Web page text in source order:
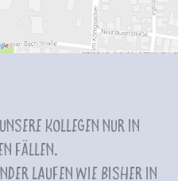
Kollegen nur in
Fällen.
laufen wie bisher in